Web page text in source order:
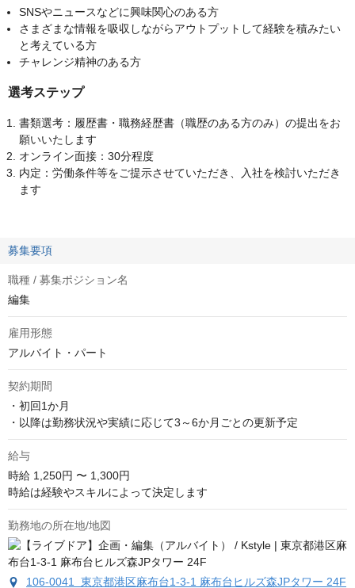
SNSやニュースなどに興味関心のある方
さまざまな情報を吸収しながらアウトプットして経験を積みたい
と考えている方
チャレンジ精神のある方
選考ステップ
書類選考：履歴書・職務経歴書（職歴のある方のみ）の提出をお
願いいたします
オンライン面接：30分程度
内定：労働条件等をご提示させていただき、入社を検討いただき
ます
募集要項
職種 / 募集ポジション名
編集
雇用形態
アルバイト・パート
契約期間
・初回1か月
・以降は勤務状況や実績に応じて3～6か月ごとの更新予定
給与
時給 1,250円 〜 1,300円
時給は経験やスキルによって決定します
勤務地の所在地/地図
106-0041 東京都港区麻布台1-3-1 麻布台ヒルズ森JPタワー 24F